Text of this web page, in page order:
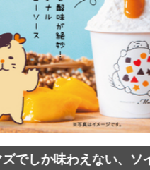
アイス「マンゴーバニ